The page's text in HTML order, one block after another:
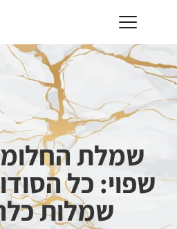
שמלת
שפוי: כל
שמלות